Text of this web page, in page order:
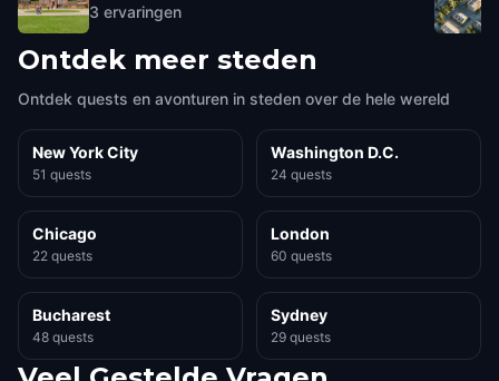
3 ervaringen
Ontdek meer steden
Ontdek quests en avonturen in steden over de hele wereld
New York City
51 quests
Washington D.C.
24 quests
Chicago
22 quests
London
60 quests
Bucharest
48 quests
Sydney
29 quests